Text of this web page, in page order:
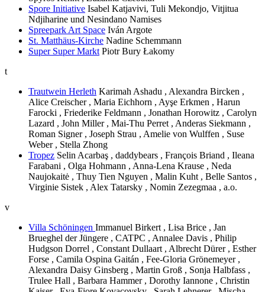
Spore Initiative Isabel Katjavivi, Tuli Mekondjo, Vitjitua
Ndjiharine und Nesindano Namises
Spreepark Art Space Iván Argote
St. Matthäus-Kirche Nadine Schemmann
Super Super Markt Piotr Bury Łakomy
t
Trautwein Herleth Karimah Ashadu , Alexandra Bircken ,
Alice Creischer , Maria Eichhorn , Ayşe Erkmen , Harun
Farocki , Friederike Feldmann , Jonathan Horowitz , Carolyn
Lazard , John Miller , Mai-Thu Perret , Anderas Siekmann ,
Roman Signer , Joseph Strau , Amelie von Wulffen , Suse
Weber , Stella Zhong
Tropez Selin Acarbaş , daddybears , François Briand , Ileana
Farabani , Olga Hohmann , Anna-Lena Krause , Neda
Naujokaitė , Thuy Tien Nguyen , Malin Kuht , Belle Santos ,
Virginie Sistek , Alex Tatarsky , Nomin Zezegmaa , a.o.
v
Villa Schöningen Immanuel Birkert , Lisa Brice , Jan
Brueghel der Jüngere , CATPC , Annalee Davis , Philip
Hudgson Dorrel , Constant Dullaart , Albrecht Dürer , Esther
Forse , Camila Ospina Gaitán , Fee-Gloria Grönemeyer ,
Alexandra Daisy Ginsberg , Martin Groß , Sonja Halbfass ,
Trulee Hall , Barbara Hammer , Dorothy Iannone , Christin